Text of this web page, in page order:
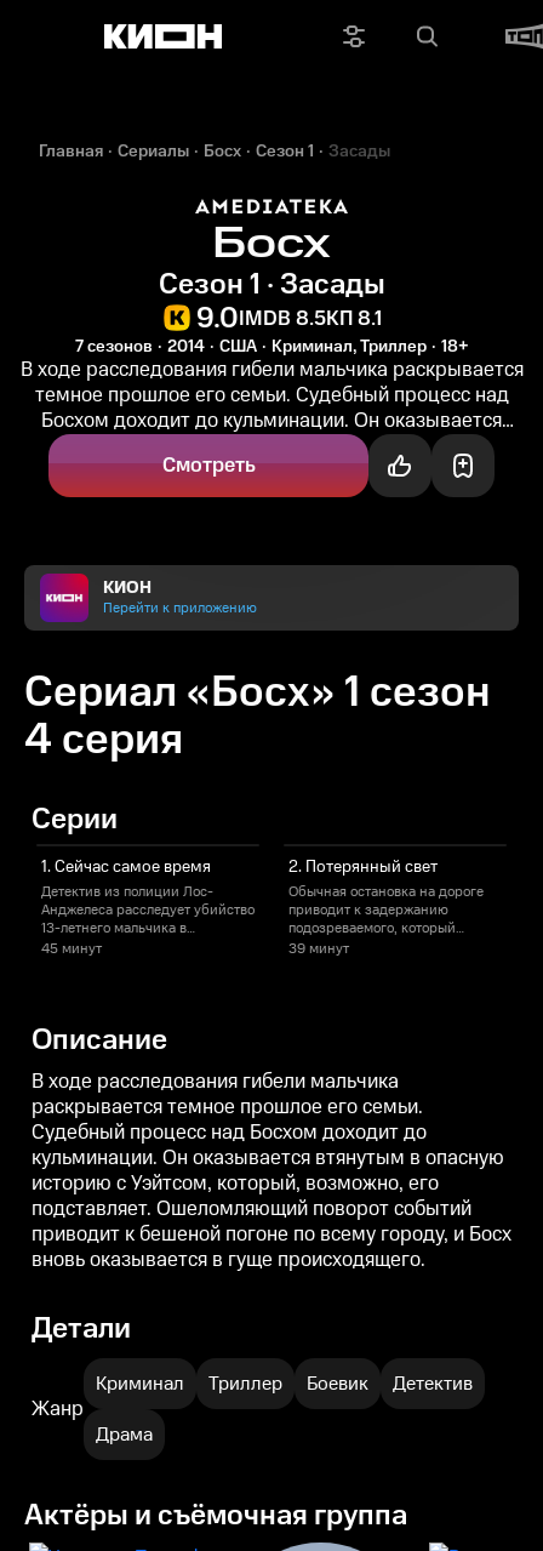
Главная Сериалы Босх Сезон 1 Засады
Босх
Сезон 1 · Засады
9.0IMDB 8.5КП 8.1
7 сезонов 2014 США Криминал, Триллер 18+
В ходе расследования гибели мальчика раскрывается
темное прошлое его семьи. Судебный процесс над
Босхом доходит до кульминации. Он оказывается
втянутым в опасную историю с...
Смотреть
КИОН
Перейти к приложению
Сериал «Босх» 1 сезон
4 серия
Серии
1. Сейчас самое время
Детектив из полиции Лос-
Анджелеса расследует убийство
13-летнего мальчика в
ожидании суда за убийство
45 минут
2. Потерянный свет
Обычная остановка на дороге
приводит к задержанию
подозреваемого, который
представляет смертельную
судебной тяжбы как раз в тот
момент, когда его отношения с
Брашер налаживаются. А
подозреваемый в убийстве
Рейнард Уэйтс делает
поразительное признание о
нераскрытом деле Босха.
39 минут
Описание
В ходе расследования гибели мальчика
раскрывается темное прошлое его семьи.
Судебный процесс над Босхом доходит до
кульминации. Он оказывается втянутым в опасную
историю с Уэйтсом, который, возможно, его
подставляет. Ошеломляющий поворот событий
приводит к бешеной погоне по всему городу, и Босх
вновь оказывается в гуще происходящего.
Детали
Жанр
Криминал Триллер Боевик
Детектив
Драма
Актёры и съёмочная группа